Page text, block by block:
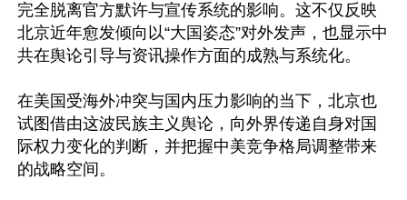
完全脱离官方默许与宣传系统的影响。这不仅反映
北京近年愈发倾向以“大国姿态”对外发声，也显示中
共在舆论引导与资讯操作方面的成熟与系统化。
在美国受海外冲突与国内压力影响的当下，北京也
试图借由这波民族主义舆论，向外界传递自身对国
际权力变化的判断，并把握中美竞争格局调整带来
的战略空间。